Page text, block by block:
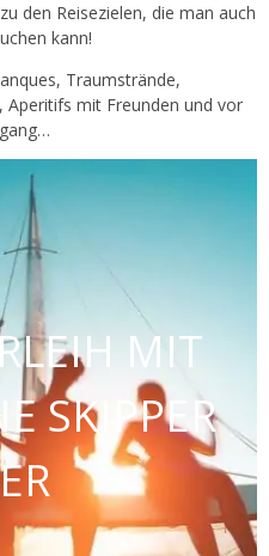
den Reisezielen, die man auch
kann!
Traumstrände,
mit Freunden und vor
MIT
SKIPPER